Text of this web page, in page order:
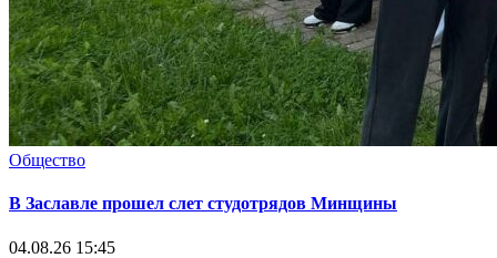
Общество
В Заславле прошел слет студотрядов Минщины
04.08.26 15:45